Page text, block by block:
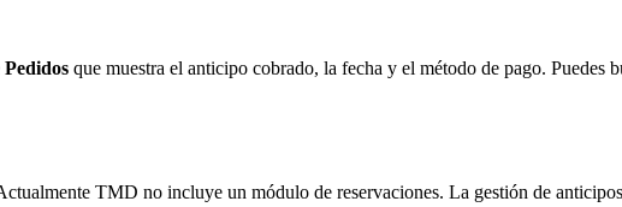
Pedidos que muestra el anticipo cobrado, la fecha y el método de pago. Puedes
TMD no incluye un módulo de reservaciones. La gestión de